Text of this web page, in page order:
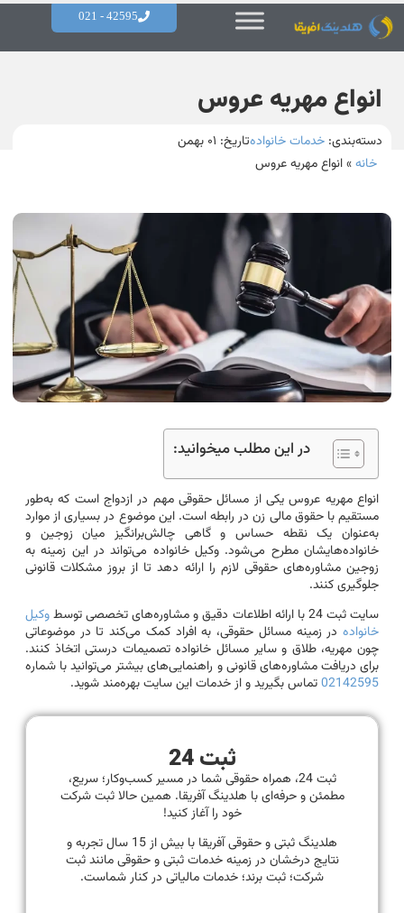
42595 - 021
انواع مهریه عروس
دسته‌بندی: خدمات خانوادهتاریخ:
خانه»انواع مهریه عروس
در این مطلب میخوانید:
انواع مهریه عروس یکی از مسائل حقوقی مهم در ازدواج است که به‌طور
مستقیم با حقوق مالی زن در رابطه است. این موضوع در بسیاری از موارد
به‌عنوان یک نقطه حساس و گاهی چالش‌برانگیز میان زوجین و
خانواده‌هایشان مطرح می‌شود. وکیل خانواده می‌تواند در این زمینه به
زوجین مشاوره‌های حقوقی لازم را ارائه دهد تا از بروز مشکلات قانونی
جلوگیری کنند.
سایت ثبت 24 با ارائه اطلاعات دقیق و مشاوره‌های تخصصی توسط
وکیل
خانواده در زمینه مسائل حقوقی، به افراد کمک می‌کند تا در موضوعاتی
چون مهریه، طلاق و سایر مسائل خانواده تصمیمات درستی اتخاذ کنند.
برای دریافت مشاوره‌های قانونی و راهنمایی‌های بیشتر می‌توانید با شماره
02142595تماس بگیرید و از خدمات این سایت بهره‌مند شوید.
ثبت 24
ثبت 24، همراه حقوقی شما در مسیر کسب‌وکار؛ سریع،
مطمئن و حرفه‌ای با هلدینگ آفریقا. همین حالا ثبت شرکت
خود را آغاز کنید!
هلدینگ ثبتی و حقوقی آفریقا با بیش از 15 سال تجربه و
نتایج درخشان در زمینه خدمات ثبتی و حقوقی مانند ثبت
شرکت؛ ثبت برند؛ خدمات مالیاتی در کنار شماست.